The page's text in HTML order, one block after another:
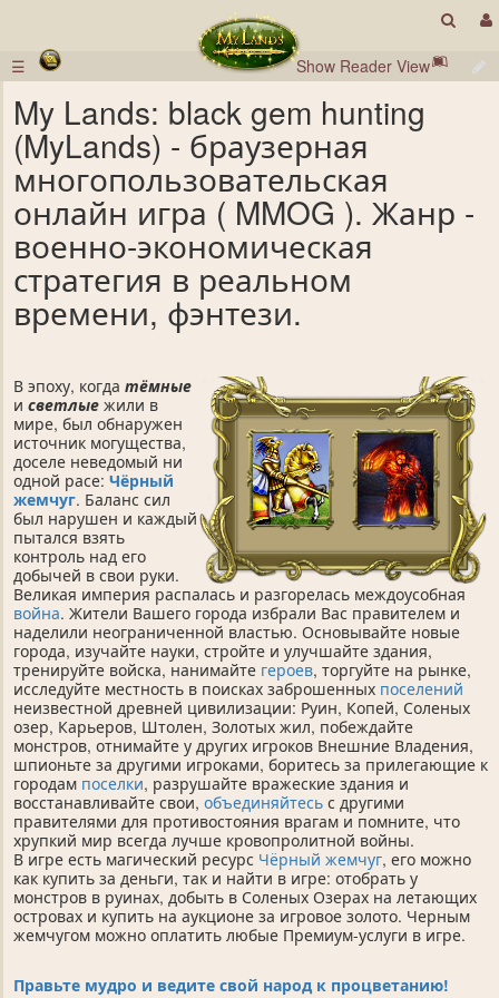
☰ Show Reader View
My Lands: black gem hunting
(MyLands) - браузерная
многопользовательская
онлайн игра ( MMOG ). Жанр -
военно-экономическая
стратегия в реальном
времени, фэнтези.
В эпоху, когда тёмные
и светлые жили в
мире, был обнаружен
источник могущества,
доселе неведомый ни
одной расе: Чёрный
жемчуг. Баланс сил
был нарушен и каждый
пытался взять
контроль над его
добычей в свои руки.
Великая империя распалась и разгорелась междоусобная
война. Жители Вашего города избрали Вас правителем и
наделили неограниченной властью. Основывайте новые
города, изучайте науки, стройте и улучшайте здания,
тренируйте войска, нанимайте героев, торгуйте на рынке,
исследуйте местность в поисках заброшенных поселений
неизвестной древней цивилизации: Руин, Копей, Соленых
озер, Карьеров, Штолен, Золотых жил, побеждайте
монстров, отнимайте у других игроков Внешние Владения,
шпионьте за другими игроками, боритесь за прилегающие к
городам поселки, разрушайте вражеские здания и
восстанавливайте свои, объединяйтесьс другими
правителями для противостояния врагам и помните, что
хрупкий мир всегда лучше кровопролитной войны.
В игре есть магический ресурс Чёрный жемчуг, его можно
как купить за деньги, так и найти в игре: отобрать у
монстров в руинах, добыть в Соленых Озерах на летающих
островах и купить на аукционе за игровое золото. Черным
жемчугом можно оплатить любые Премиум-услуги в игре.
Правьте мудро и ведите свой народ к процветанию!